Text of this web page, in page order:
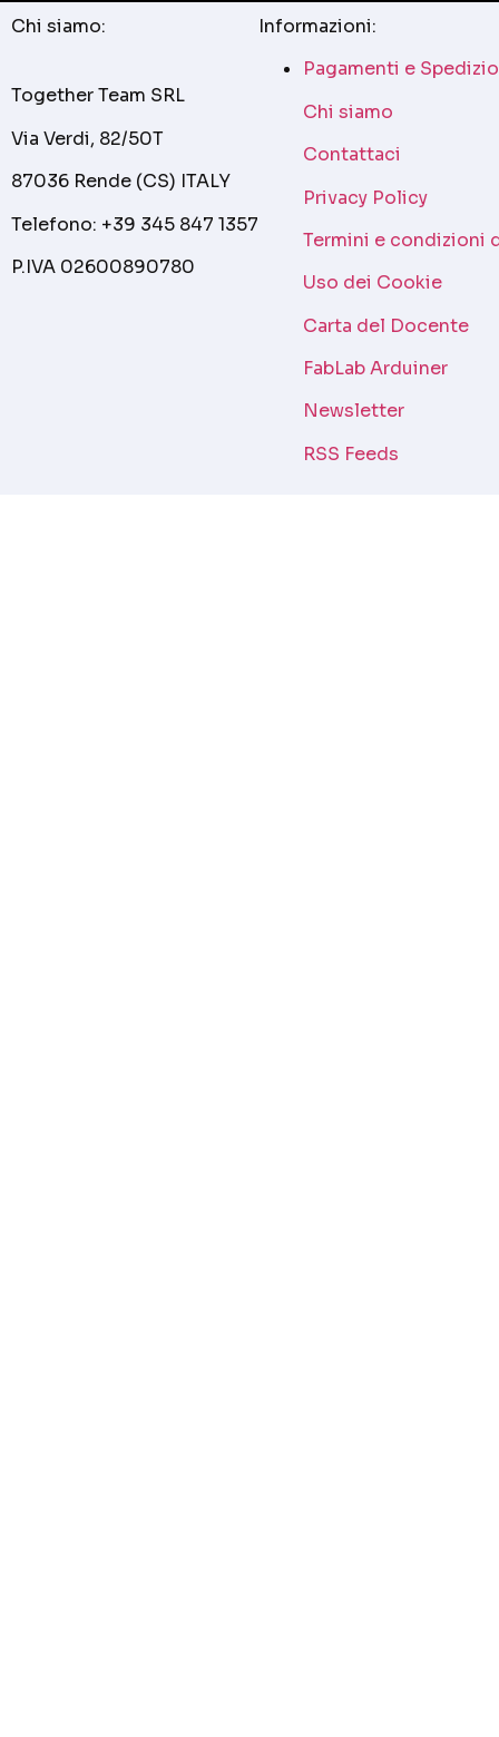
Chi siamo:
Together Team SRL
Via Verdi, 82/50T
87036 Rende (CS) ITALY
Telefono: +39 345 847 1357
P.IVA 02600890780
Informazioni:
Pagamenti e
Chi siamo
Contattaci
Privacy Policy
Termini e condizioni
Uso dei Cookie
Carta del Docente
FabLab Arduiner
Newsletter
RSS Feeds